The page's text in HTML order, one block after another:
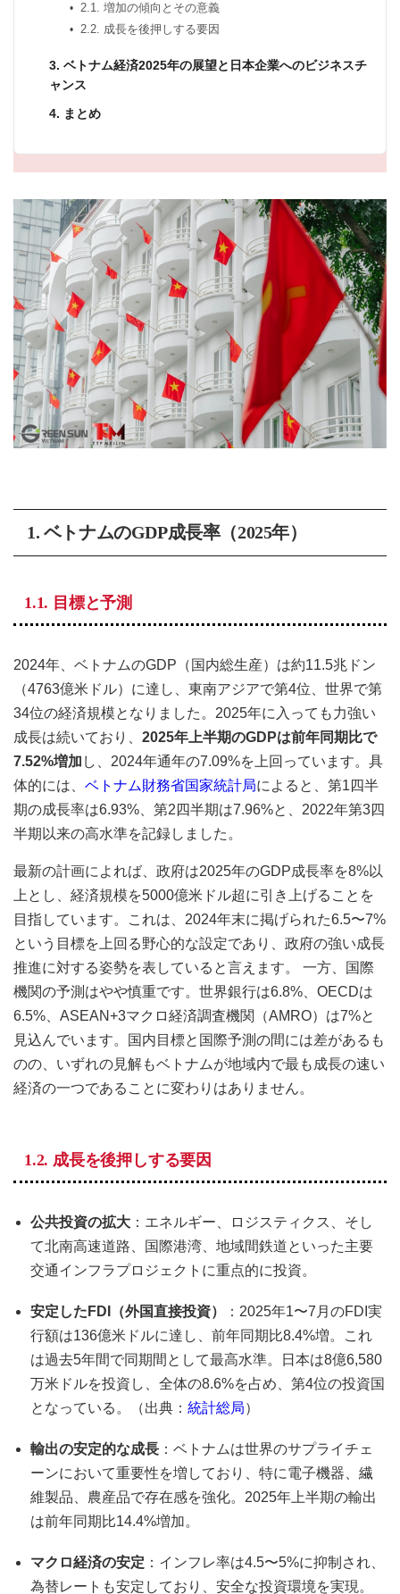
2.1. 増加の傾向とその意義
2.2. 成長を後押しする要因
3. ベトナム経済2025年の展望と日本企業へのビジネスチ
ャンス
4. まとめ
1. ベトナムのGDP成長率（2025年）
1.1. 目標と予測
2024年、ベトナムのGDP（国内総生産）は約11.5兆ドン
（4763億米ドル）に達し、東南アジアで第4位、世界で第
34位の経済規模となりました。2025年に入っても力強い
成長は続いており、 2025年上半期のGDPは前年同期比で
7.52%増加 し、2024年通年の7.09%を上回っています。具
体的には、 ベトナム財務省国家統計局によると、第1四半
期の成長率は6.93%、第2四半期は7.96%と、2022年第3四
半期以来の高水準を記録しました。
最新の計画によれば、政府は2025年のGDP成長率を8%以
上とし、経済規模を5000億米ドル超に引き上げることを
目指しています。これは、2024年末に掲げられた6.5〜7%
という目標を上回る野心的な設定であり、政府の強い成長
推進に対する姿勢を表していると言えます。 一方、国際
機関の予測はやや慎重です。世界銀行は6.8%、OECDは
6.5%、ASEAN+3マクロ経済調査機関（AMRO）は7%と
見込んでいます。国内目標と国際予測の間には差があるも
のの、いずれの見解もベトナムが地域内で最も成長の速い
経済の一つであることに変わりはありません。
1.2. 成長を後押しする要因
公共投資の拡大 ：エネルギー、ロジスティクス、そし
て北南高速道路、国際港湾、地域間鉄道といった主要
交通インフラプロジェクトに重点的に投資。
安定した FDI （外国直接投資）
：2025年1〜7月のFDI実
行額は136億米ドルに達し、前年同期比8.4%増。これ
は過去5年間で同期間として最高水準。日本は8億6,580
万米ドルを投資し、全体の8.6%を占め、第4位の投資国
となっている。（出典：統計総局）
輸出の安定的な成長 ：ベトナムは世界のサプライチェ
ーンにおいて重要性を増しており、特に電子機器、繊
維製品、農産品で存在感を強化。2025年上半期の輸出
は前年同期比14.4%増加。
マクロ経済の安定 ：インフレ率は4.5〜5%に抑制され、
為替レートも安定しており、安全な投資環境を実現。